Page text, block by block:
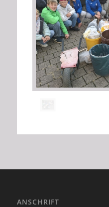
ANSCHRIFT